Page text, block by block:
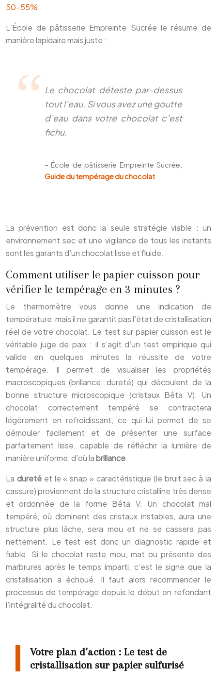
50-55%.
L’École de pâtisserie Empreinte Sucrée le résume de
manière lapidaire mais juste :
Le chocolat déteste par-dessus
tout l’eau. Si vous avez une goutte
d’eau dans votre chocolat c’est
fichu.
– École de pâtisserie Empreinte Sucrée,
Guide du tempérage du chocolat
La prévention est donc la seule stratégie viable : un
environnement sec et une vigilance de tous les instants
sont les garants d’un chocolat lisse et fluide.
Comment utiliser le papier cuisson pour
vérifier le tempérage en 3 minutes ?
Le thermomètre vous donne une indication de
température, mais il ne garantit pas l’état de cristallisation
réel de votre chocolat. Le test sur papier cuisson est le
véritable juge de paix : il s’agit d’un test empirique qui
valide en quelques minutes la réussite de votre
tempérage. Il permet de visualiser les propriétés
macroscopiques (brillance, dureté) qui découlent de la
bonne structure microscopique (cristaux Bêta V). Un
chocolat correctement tempéré se contractera
légèrement en refroidissant, ce qui lui permet de se
démouler facilement et de présenter une surface
parfaitement lisse, capable de réfléchir la lumière de
manière uniforme, d’où labrillance.
La duretéet le « snap » caractéristique (le bruit sec à la
cassure) proviennent de la structure cristalline très dense
et ordonnée de la forme Bêta V. Un chocolat mal
tempéré, où dominent des cristaux instables, aura une
structure plus lâche, sera mou et ne se cassera pas
nettement. Le test est donc un diagnostic rapide et
fiable. Si le chocolat reste mou, mat ou présente des
marbrures après le temps imparti, c’est le signe que la
cristallisation a échoué. Il faut alors recommencer le
processus de tempérage depuis le début en refondant
l’intégralité du chocolat.
Votre plan d’action : Le test de
cristallisation sur papier sulfurisé